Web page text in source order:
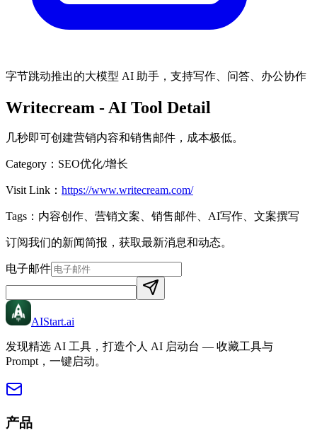
字节跳动推出的大模型 AI 助手，支持写作、问答、办公协作
Writecream - AI Tool Detail
几秒即可创建营销内容和销售邮件，成本极低。
Category： SEO优化/增长
Visit Link： https://www.writecream.com/
Tags： 内容创作、营销文案、销售邮件、AI写作、文案撰写
订阅我们的新闻简报，获取最新消息和动态。
电子邮件
AIStart.ai
发现精选 AI 工具，打造个人 AI 启动台 — 收藏工具与
Prompt，一键启动。
产品